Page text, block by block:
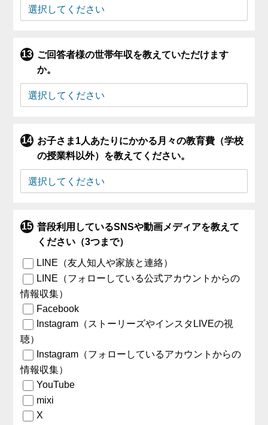
ご回答者様の世帯年収を教えていただけます
か。
お子さま1人あたりにかかる月々の教育費（学校
の授業料以外）を教えてください。
普段利用しているSNSや動画メディアを教えて
ください（3つまで）
LINE（友人知人や家族と連絡）
LINE（フォローしている公式アカウントからの
情報収集）
Facebook
Instagram（ストーリーズやインスタLIVEの視
聴）
Instagram（フォローしているアカウントからの
情報収集）
YouTube
mixi
X